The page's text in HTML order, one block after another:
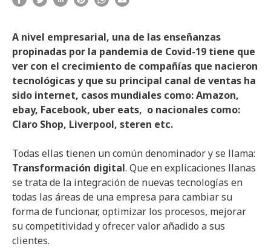
A nivel empresarial, una de las enseñanzas
propinadas por la pandemia de Covid-19 tiene que
ver con el crecimiento de compañías que nacieron
tecnológicas y que su principal canal de ventas ha
sido internet, casos mundiales como: Amazon,
ebay, Facebook, uber eats, o nacionales como:
Claro Shop, Liverpool, steren etc.
Todas ellas tienen un común denominador y se llama:
Transformación digital. Que en explicaciones llanas
se trata de la integración de nuevas tecnologías en
todas las áreas de una empresa para cambiar su
forma de funcionar, optimizar los procesos, mejorar
su competitividad y ofrecer valor añadido a sus
clientes.